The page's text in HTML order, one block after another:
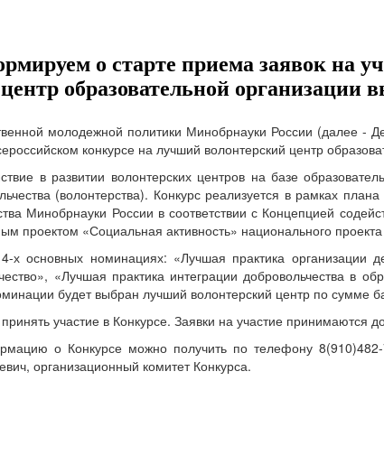
о старте приема заявок на
образовательной организации
молодежной политики Минобрнауки России (далее -
конкурсе на лучший волонтерский центр
в развитии волонтерских центров на базе
(волонтерства). Конкурс реализуется в рамках
Минобрнауки России в соответствии с Концепцией
проектом «Социальная активность» национального
х основных номинациях: «Лучшая практика организации
«Лучшая практика интеграции добровольчества
будет выбран лучший волонтерский центр по сумме
участие в Конкурсе. Заявки на участие принимаются
о Конкурсе можно получить по телефону
организационный комитет Конкурса.